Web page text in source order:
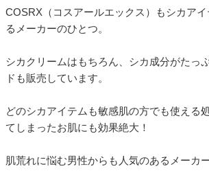
COSRX（コスアールエックス）もシカア
るメーカーのひとつ。
シカクリームはもちろん、シカ成分がたっ
ドも販売しています。
どのシカアイテムも敏感肌の方でも使える
てしまったお肌にも効果絶大！
肌荒れに悩む男性からも人気のあるメーカー